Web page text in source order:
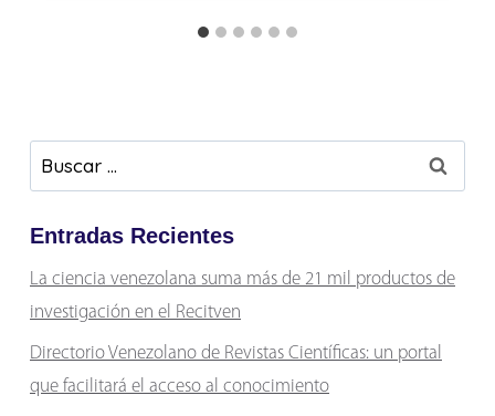
Buscar:
Entradas Recientes
La ciencia venezolana suma más de 21 mil productos de
investigación en el Recitven
Directorio Venezolano de Revistas Científicas: un portal
que facilitará el acceso al conocimiento